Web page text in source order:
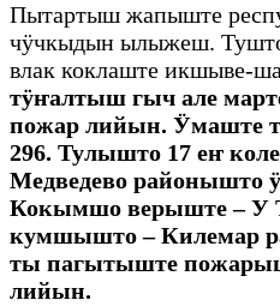
Пытартыш жапыште
чӱчкыдын ылыжеш.
влак коклаште икшыве-
тӱҥалтыш гыч але
пожар лийын. Ӱмаште
296. Тулышто 17 еҥ
Медведево районышто
Кокымшо верыште – У
кумшышто – Килемар
ты пагытыште
лийын.